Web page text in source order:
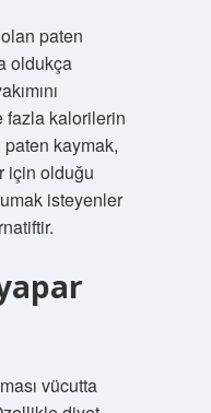
paten
oldukça
fazla kalorilerin
paten kaymak,
için olduğu
isteyenler
vücutta